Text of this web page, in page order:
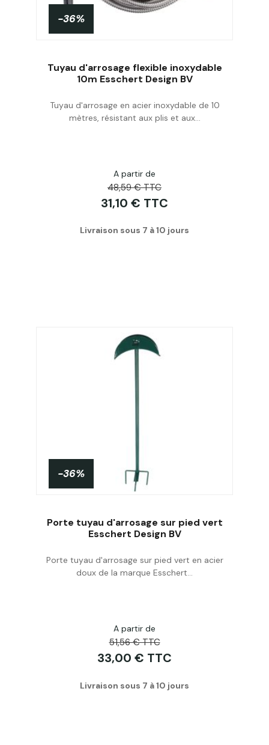
Acheter
-36%
Tuyau d'arrosage flexible inoxydable
10m Esschert Design BV
Tuyau d'arrosage en acier inoxydable de 10
mètres, résistant aux plis et aux...
A partir de
48,59 € TTC
31,10 € TTC
Livraison sous 7 à 10 jours
Acheter
-36%
Porte tuyau d'arrosage sur pied vert
Esschert Design BV
Porte tuyau d'arrosage sur pied vert en acier
doux de la marque Esschert...
A partir de
51,56 € TTC
33,00 € TTC
Livraison sous 7 à 10 jours